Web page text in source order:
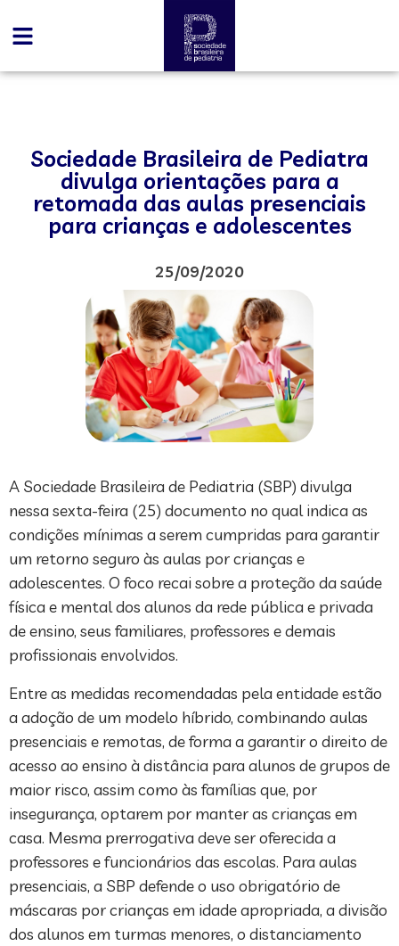
Sociedade Brasileira de Pediatra
divulga orientações para a
retomada das aulas presenciais
para crianças e adolescentes
25/09/2020
A Sociedade Brasileira de Pediatria (SBP) divulga
nessa sexta-feira (25) documento no qual indica as
condições mínimas a serem cumpridas para garantir
um retorno seguro às aulas por crianças e
adolescentes. O foco recai sobre a proteção da saúde
física e mental dos alunos da rede pública e privada
de ensino, seus familiares, professores e demais
profissionais envolvidos.
Entre as medidas recomendadas pela entidade estão
a adoção de um modelo híbrido, combinando aulas
presenciais e remotas, de forma a garantir o direito de
acesso ao ensino à distância para alunos de grupos de
maior risco, assim como às famílias que, por
insegurança, optarem por manter as crianças em
casa. Mesma prerrogativa deve ser oferecida a
professores e funcionários das escolas. Para aulas
presenciais, a SBP defende o uso obrigatório de
máscaras por crianças em idade apropriada, a divisão
dos alunos em turmas menores, o distanciamento